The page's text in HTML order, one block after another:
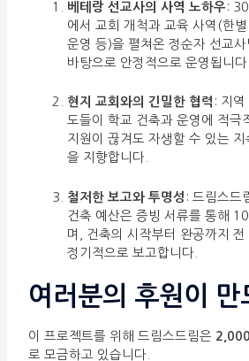
베테랑 선교사의 사역 노하우 :
에서 교회 개척과 교육 사역(한별
운영 등)을 펼쳐온 정순자 선교
바탕으로 안정적으로 운영됩니다.
현지 교회와의 긴밀한 협력 : 지역
도들이 학교 건축과 운영에 적극
지원이 끊겨도 자생할 수 있는
을 지향합니다.
철저한 보고와 투명성 : 드림스드
건축 예산은 증빙 서류를 통해
며, 건축의 시작부터 완공까지 전
정기적으로 보고합니다.
여러분의 후원이 만
이 프로젝트를 위해 드림스드림은
로 모금하고 있습니다.